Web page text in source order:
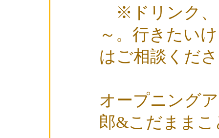
※ドリンク、
～。行きたい
はご相談くだ
オープニン
郎&こだままこ